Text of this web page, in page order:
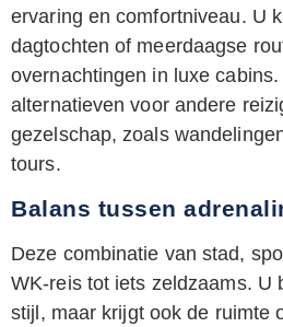
ervaring en comfortniveau. U
dagtochten of meerdaagse
overnachtingen in luxe
alternatieven voor andere
gezelschap, zoals
tours.
Balans tussen
Deze combinatie van stad,
WK-reis tot iets zeldzaams. U
stijl, maar krijgt ook de ruimte